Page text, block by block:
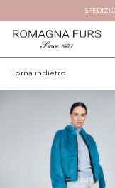
Torna indietro